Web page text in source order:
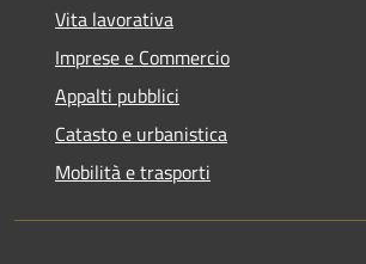
Vita lavorativa
Imprese e Commercio
Appalti pubblici
Catasto e urbanistica
Mobilità e trasporti